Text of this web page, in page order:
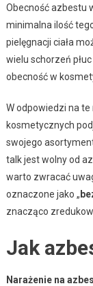
Obecność azbestu
minimalna ilość
pielęgnacji ciała
wielu schorzeń
obecność w
W odpowiedzi na
kosmetycznych
swojego
talk jest wolny od
warto zwracać
oznaczone jako „
znacząco
Jak
Narażenie na